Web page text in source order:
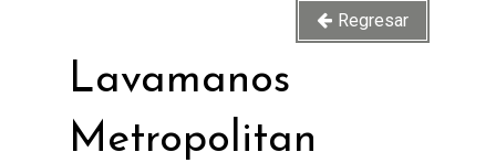
Regresar
Lavamanos
Metropolitan